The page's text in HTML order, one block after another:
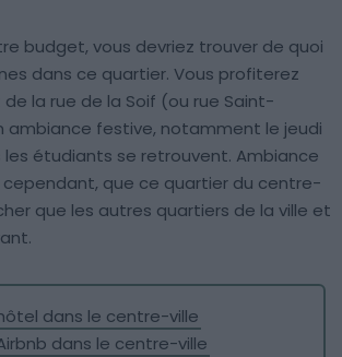
budget, vous devriez trouver de quoi
dans ce quartier. Vous profiterez
la rue de la Soif (ou rue Saint-
ambiance festive, notamment le jeudi
les étudiants se retrouvent. Ambiance
cependant, que ce quartier du centre-
que les autres quartiers de la ville et
dans le centre-ville
dans le centre-ville